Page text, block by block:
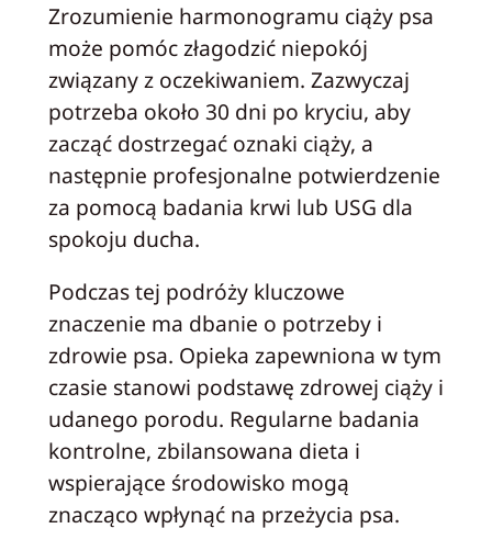
Zrozumienie harmonogramu ciąży psa
może pomóc złagodzić niepokój
związany z oczekiwaniem. Zazwyczaj
potrzeba około 30 dni po kryciu, aby
zacząć dostrzegać oznaki ciąży, a
następnie profesjonalne potwierdzenie
za pomocą badania krwi lub USG dla
spokoju ducha.
Podczas tej podróży kluczowe
znaczenie ma dbanie o potrzeby i
zdrowie psa. Opieka zapewniona w tym
czasie stanowi podstawę zdrowej ciąży i
udanego porodu. Regularne badania
kontrolne, zbilansowana dieta i
wspierające środowisko mogą
znacząco wpłynąć na przeżycia psa.